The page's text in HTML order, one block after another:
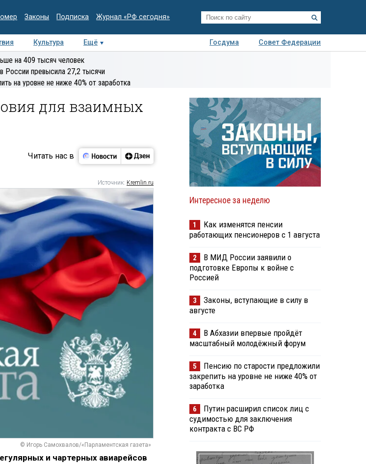
Законы Подписка Журнал «РФ сегодня»
Культура Ещё Госдума
Совет Федерации
Интервью Колумнисты
на 409 тысяч человек
России превысила 27,2 тысячи
на уровне не ниже 40% от заработка
для взаимных
Читать нас в
Источник: Kremlin.ru
© Игорь Самохвалов/«Парламентская газета»
и чартерных авиарейсов
Интересное за неделю
1
Как изменятся пенсии
работающих пенсионеров с 1 августа
2
В МИД России заявили о
подготовке Европы к войне с
Россией
3
Законы, вступающие в силу в
августе
4
В Абхазии впервые пройдёт
масштабный молодёжный форум
5
Пенсию по старости предложили
закрепить на уровне не ниже 40% от
заработка
6
Путин расширил список лиц с
судимостью для заключения
контракта с ВС РФ